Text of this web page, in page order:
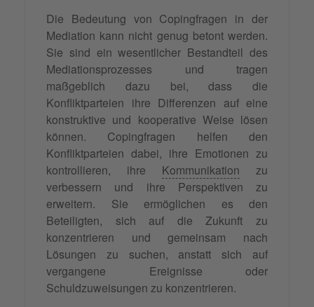
Die Bedeutung von Copingfragen in der
Mediation kann nicht genug betont werden.
Sie sind ein wesentlicher Bestandteil des
Mediationsprozesses und tragen
maßgeblich dazu bei, dass die
Konfliktparteien ihre Differenzen auf eine
konstruktive und kooperative Weise lösen
können. Copingfragen helfen den
Konfliktparteien dabei, ihre Emotionen zu
kontrollieren, ihre Kommunikation zu
verbessern und ihre Perspektiven zu
erweitern. Sie ermöglichen es den
Beteiligten, sich auf die Zukunft zu
konzentrieren und gemeinsam nach
Lösungen zu suchen, anstatt sich auf
vergangene Ereignisse oder
Schuldzuweisungen zu konzentrieren.